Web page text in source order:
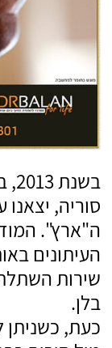
סוריה,
ה"ארץ".
העיתונים
שירות
בלן.
כעת,